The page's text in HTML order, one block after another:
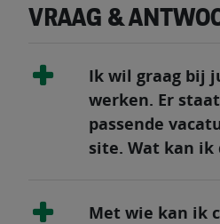
VRAAG &
Ik wil graag bij
werken. Er
passende
site. Wat kan ik
Met wie kan ik